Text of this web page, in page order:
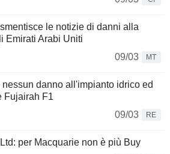
le notizie di danni alla
Emirati Arabi Uniti
09/03
MT
danno all'impianto idrico ed
Fujairah F1
09/03
RE
per Macquarie non è più Buy